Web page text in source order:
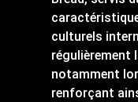
culturels
régulièrement
notamment
renforçant